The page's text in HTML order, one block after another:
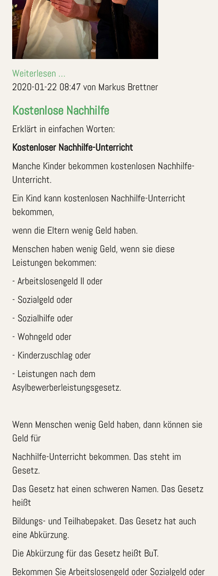
Weiterlesen …
2020-01-22 08:47von Markus Brettner
Kostenlose Nachhilfe
Erklärt in einfachen Worten:
Kostenloser Nachhilfe-Unterricht
Manche Kinder bekommen kostenlosen Nachhilfe-
Unterricht.
Ein Kind kann kostenlosen Nachhilfe-Unterricht
bekommen,
wenn die Eltern wenig Geld haben.
Menschen haben wenig Geld, wenn sie diese
Leistungen bekommen:
- Arbeitslosengeld II oder
- Sozialgeld oder
- Sozialhilfe oder
- Wohngeld oder
- Kinderzuschlag oder
- Leistungen nach dem
Asylbewerberleistungsgesetz.
Wenn Menschen wenig Geld haben, dann können sie
Geld für
Nachhilfe-Unterricht bekommen. Das steht im
Gesetz.
Das Gesetz hat einen schweren Namen. Das Gesetz
heißt
Bildungs- und Teilhabepaket. Das Gesetz hat auch
eine Abkürzung.
Die Abkürzung für das Gesetz heißt BuT.
Bekommen Sie Arbeitslosengeld oder Sozialgeld oder